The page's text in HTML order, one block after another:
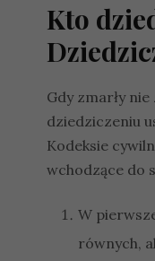
Kto
Gdy zmarły
dziedziczeniu
Kodeksie
wchodzące do
W
równych,